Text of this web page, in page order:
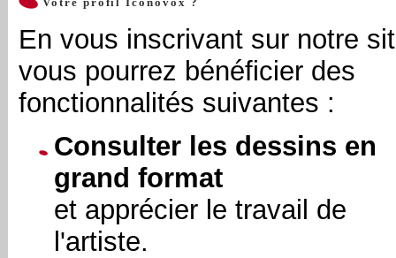
En vous inscrivant sur notre
vous pourrez bénéficier des
fonctionnalités suivantes :
Consulter les dessins en
grand format
et apprécier le travail de
l'artiste.